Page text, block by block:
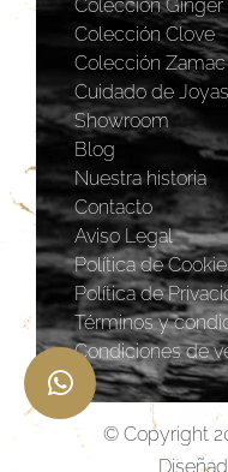
Coleccion Ginger
Colección Clove
Colección Zamac
Cuidado de Joyas
Showroom
Blog
Nuestra historia
Contacto
Aviso Legal
Política de
Política de
Términos y
Condiciones de
© Copyright